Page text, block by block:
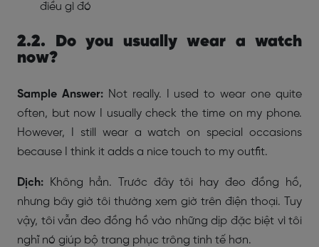
điều gì đó
2.2. Do you usually wear a watch
now?
Sample Answer:Not really. I used to wear one quite
often, but now I usually check the time on my phone.
However, I still wear a watch on special occasions
because I think it adds a nice touch to my outfit.
Dịch: Không hẳn. Trước đây tôi hay đeo đồng hồ,
nhưng bây giờ tôi thường xem giờ trên điện thoại. Tuy
vậy, tôi vẫn đeo đồng hồ vào những dịp đặc biệt vì tôi
nghĩ nó giúp bộ trang phục trông tinh tế hơn.